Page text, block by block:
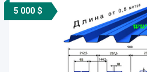
5 000 $